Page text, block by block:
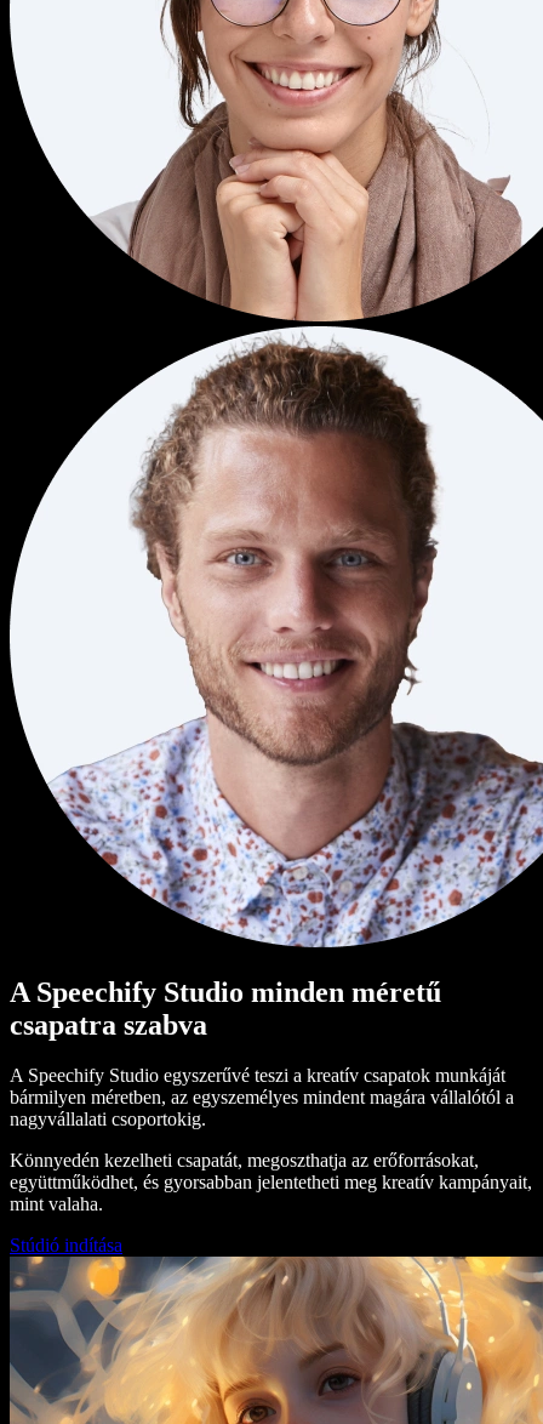
A Speechify Studio minden méretű
csapatra szabva
A Speechify Studio egyszerűvé teszi a kreatív csapatok munkáját
bármilyen méretben, az egyszemélyes mindent magára vállalótól a
nagyvállalati csoportokig.
Könnyedén kezelheti csapatát, megoszthatja az erőforrásokat,
együttműködhet, és gyorsabban jelentetheti meg kreatív kampányait,
mint valaha.
Stúdió indítása